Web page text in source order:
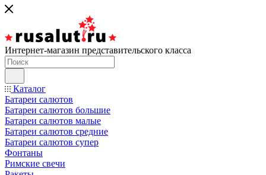
Интернет-магазин представительского класса
Каталог
Батареи салютов
Батареи салютов большие
Батареи салютов малые
Батареи салютов средние
Батареи салютов супер
Фонтаны
Римские свечи